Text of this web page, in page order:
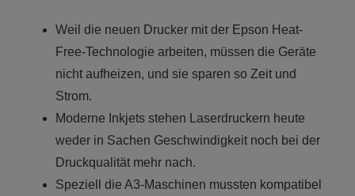
Weil die neuen Drucker mit der Epson Heat-
Free-Technologie arbeiten, müssen die Geräte
nicht aufheizen, und sie sparen so Zeit und
Strom.
Moderne Inkjets stehen Laserdruckern heute
weder in Sachen Geschwindigkeit noch bei der
Druckqualität mehr nach.
Speziell die A3-Maschinen mussten kompatibel